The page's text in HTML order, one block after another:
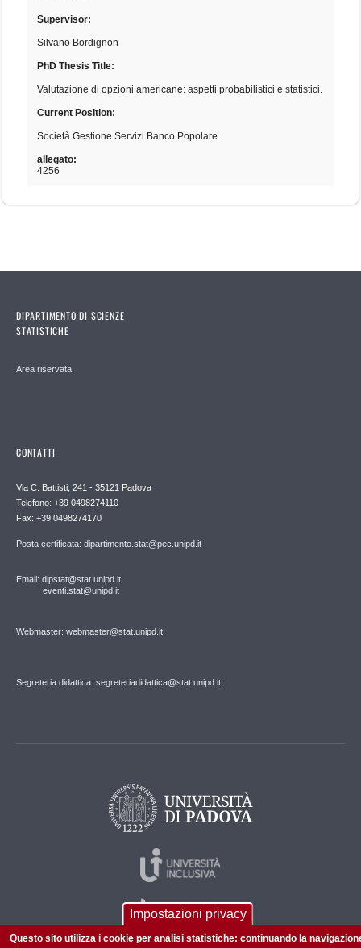
Supervisor:
Silvano Bordignon
PhD Thesis Title:
Valutazione di opzioni americane: aspetti probabilistici e statistici.
Current Position:
Società Gestione Servizi Banco Popolare
allegato:
4256
DIPARTIMENTO DI SCIENZE
STATISTICHE
Area riservata
CONTATTI
Via C. Battisti, 241 - 35121 Padova
Telefono: +39 0498274110
Fax: +39 0498274170
Posta certificata: dipartimento.stat@pec.unipd.it
Email: dipstat@stat.unipd.it
eventi.stat@unipd.it
Webmaster: webmaster@stat.unipd.it
Segreteria didattica: segreteriadidattica@stat.unipd.it
Impostazioni privacy
Questo sito utilizza i cookie per analisi statistiche: continuando la